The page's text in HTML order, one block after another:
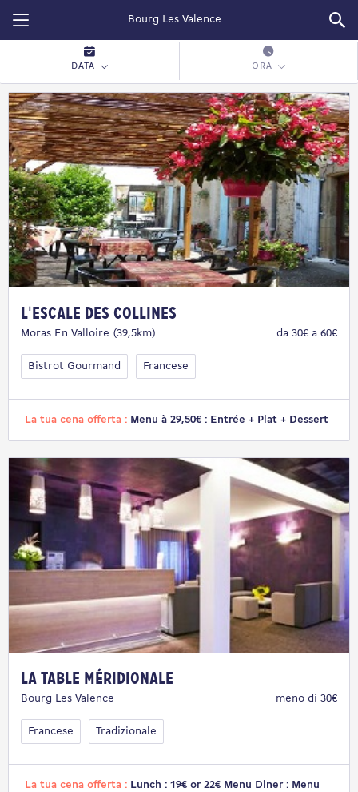
Restopolitan
DATA ORA
L'Escale des Collines
Moras En Valloire (39,5km) da 30€ a 60€
Bistrot Gourmand Francese
La tua cena offerta : Menu à 29,50€ : Entrée + Plat + Dessert
La Table Méridionale
Bourg Les Valence meno di 30€
Francese Tradizionale
La tua cena offerta : Lunch : 19€ or 22€ Menu Diner : Menu